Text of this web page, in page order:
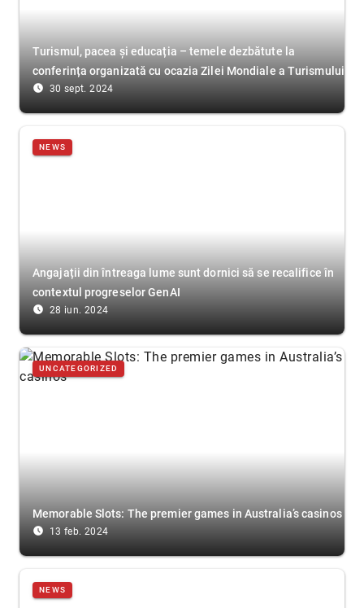
Turismul, pacea și educația – temele dezbătute la
conferința organizată cu ocazia Zilei Mondiale a Turismului
access_time_filled 30 sept. 2024
NEWS
Angajații din întreaga lume sunt dornici să se recalifice în
contextul progreselor GenAI
access_time_filled 28 iun. 2024
UNCATEGORIZED
Memorable Slots: The premier games in Australia’s casinos
access_time_filled 13 feb. 2024
NEWS